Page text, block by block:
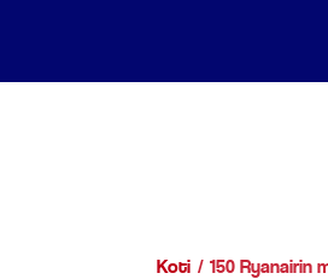
Koti 150 Ryanairin